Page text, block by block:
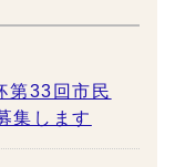
第33回市民
集します